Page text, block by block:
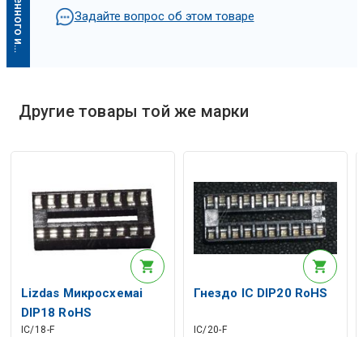
Описание искусственного интеллекта
Задайте вопрос об этом товаре
Другие товары той же марки
Lizdas Микросхемаi
DIP18 RoHS
IC/18-F
Гнездо IC DIP20 RoHS
IC/20-F